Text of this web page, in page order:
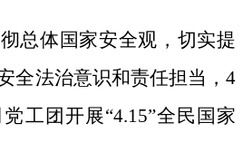
总体国家安全观，切实提
全法治意识和责任担当， 4
工团开展“4.15”全民国家